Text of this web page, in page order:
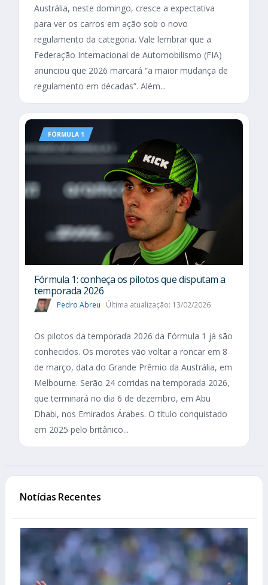
Austrália, neste domingo, cresce a expectativa
para ver os carros em ação sob o novo
regulamento da categoria. Vale lembrar que a
Federação Internacional de Automobilismo (FIA)
anunciou que 2026 marcará “a maior mudança de
regulamento em décadas”. Além...
FÓRMULA 1
Fórmula 1: conheça os pilotos que disputam a
temporada 2026
Pedro Abreu Última atualização: 13/02/2026
Os pilotos da temporada 2026 da Fórmula 1 já são
conhecidos. Os morotes vão voltar a roncar em 8
de março, data do Grande Prêmio da Austrália, em
Melbourne. Serão 24 corridas na temporada 2026,
que terminará no dia 6 de dezembro, em Abu
Dhabi, nos Emirados Árabes. O título conquistado
em 2025 pelo britânico...
Notícias Recentes